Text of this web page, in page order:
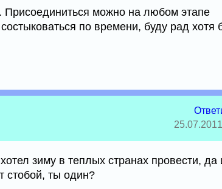
можно на любом этапе
по времени, буду рад хотя
25.07.2011
зиму в теплых странах провести, да
стобой, ты один?